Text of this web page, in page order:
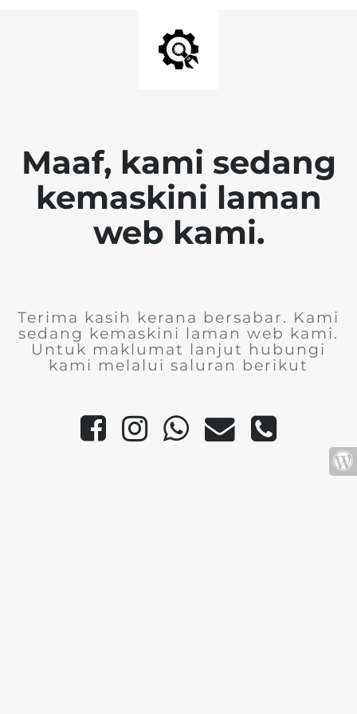
Maaf, kami sedang
kemaskini laman
web kami.
Terima kasih kerana bersabar. Kami
sedang kemaskini laman web kami.
Untuk maklumat lanjut hubungi
kami melalui saluran berikut